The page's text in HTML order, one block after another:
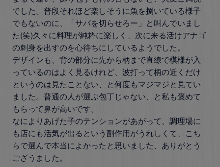
でした。普段それほど楽しそうに魚を捌いている様子
でもないのに、「サバを切らせろー」と叫んでいまし
た(笑)久々に料理が純粋に楽しく、次に来る活けアナゴ
の刺身を出すのを心待ちにしているようでした。
デザインも、背の部分に先から柄まで直線で模様が入
っているのはよく見るけれど、波打って柄の近くだけ
というのは見たことない、と何度もマジマジと見てい
ました。普通の人が選ぶ包丁じゃない、と私も褒めて
もらって鼻が高いです。
なによりあげた子のテンションがあがって、調理場に
も店にも活気が出るという副作用がうれしくて、こち
らで選んで本当によかったと思いました、ありがとう
ござうました。